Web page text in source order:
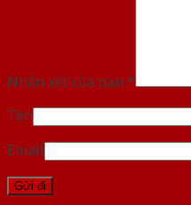
Nhận xét của bạn *
Tên
Email